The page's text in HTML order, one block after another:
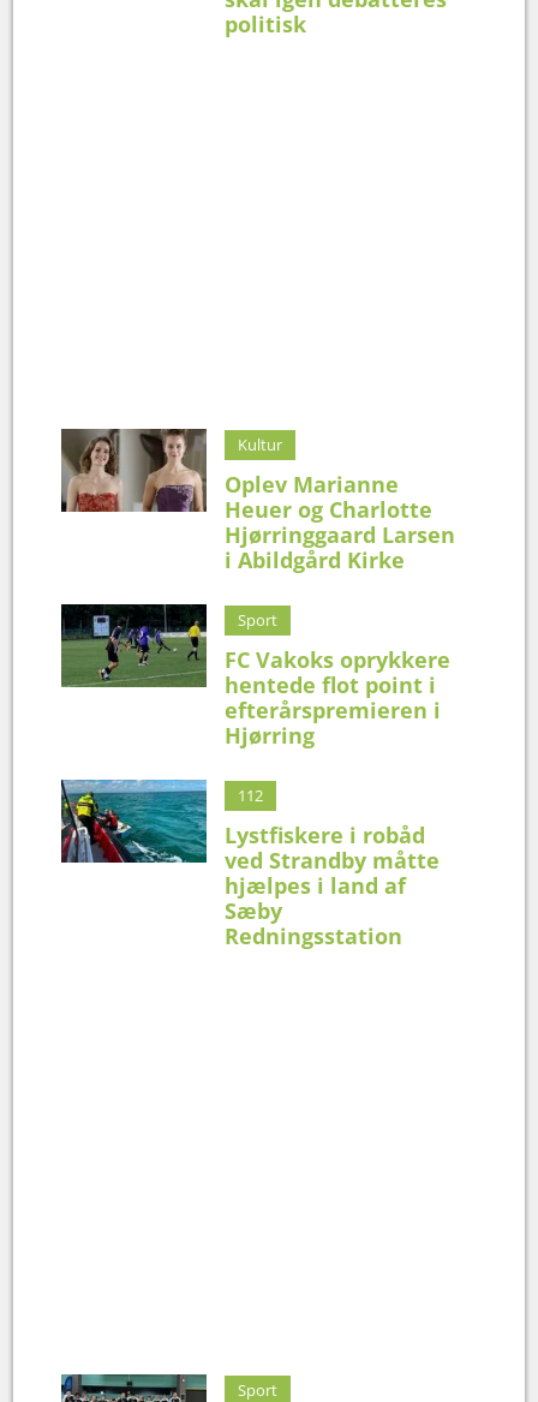
politisk
Kultur
Oplev Marianne
Heuer og Charlotte
Hjørringgaard Larsen
i Abildgård Kirke
Sport
FC Vakoks oprykkere
hentede flot point i
efterårspremieren i
Hjørring
112
Lystfiskere i robåd
ved Strandby måtte
hjælpes i land af
Sæby
Redningsstation
Sport